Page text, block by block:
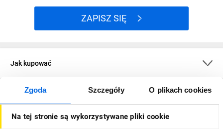
Zgoda Szczegóły O plikach cookies
Na tej stronie są wykorzystywane pliki cookie
ZAPISZ SIĘ
Jak kupować
O firmie